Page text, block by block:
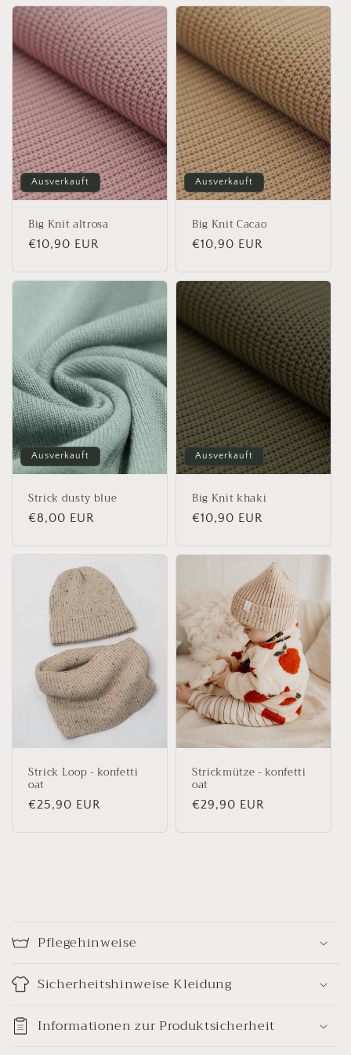
Ausverkauft
Big Knit altrosa
Normaler
€10,90 EUR
Ausverkauft
Big Knit Cacao
Normaler
€10,90 EUR
Ausverkauft
Strick dusty blue
Normaler
€8,00 EUR
Ausverkauft
Big Knit khaki
Normaler
€10,90 EUR
Strick Loop - konfetti
oat
Normaler
€25,90 EUR
Strickmütze - konfetti
oat
Normaler
€29,90 EUR
i
n
k
l
a
p
Pflegehinweise
Sicherheitshinweise Kleidung
Informationen zur Produktsicherheit